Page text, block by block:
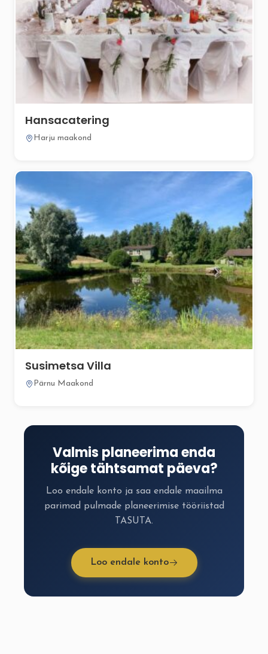
Hansacatering
Harju maakond
Susimetsa Villa
Pärnu Maakond
Valmis planeerima enda
kõige tähtsamat päeva?
Loo endale konto ja saa endale maailma
parimad pulmade planeerimise tööriistad
TASUTA.
Loo endale konto